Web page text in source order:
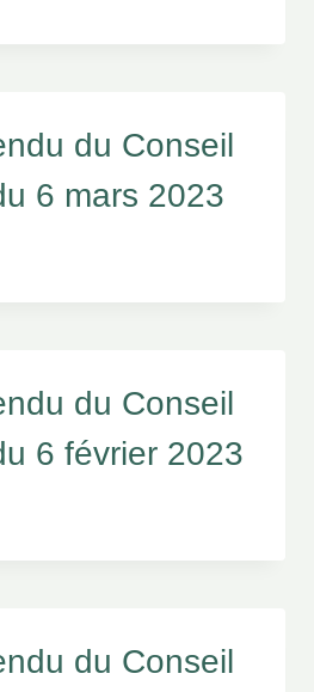
du Conseil
6 mars 2023
du Conseil
6 février 2023
du Conseil